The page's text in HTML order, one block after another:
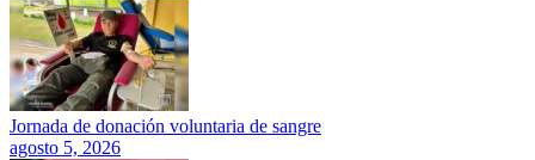
Jornada de donación voluntaria de sangre
agosto 5, 2026